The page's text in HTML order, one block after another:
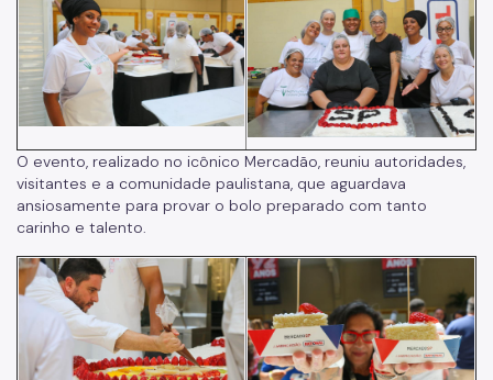
O evento, realizado no icônico Mercadão, reuniu autoridades,
visitantes e a comunidade paulistana, que aguardava
ansiosamente para provar o bolo preparado com tanto
carinho e talento.